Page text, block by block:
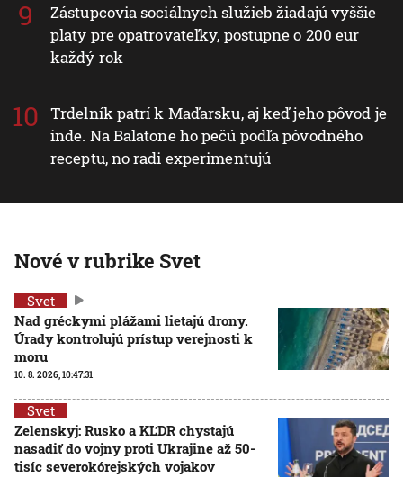
Zástupcovia sociálnych služieb žiadajú vyššie
platy pre opatrovateľky, postupne o 200 eur
každý rok
Trdelník patrí k Maďarsku, aj keď jeho pôvod je
inde. Na Balatone ho pečú podľa pôvodného
receptu, no radi experimentujú
Nové v rubrike Svet
Svet
Nad gréckymi plážami lietajú drony.
Úrady kontrolujú prístup verejnosti k
moru
10. 8. 2026, 10:47:31
Svet
Zelenskyj: Rusko a KĽDR chystajú
nasadiť do vojny proti Ukrajine až 50-
tisíc severokórejských vojakov